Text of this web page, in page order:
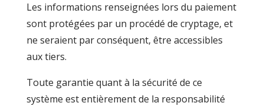
Les informations renseignées lors du paiement
sont protégées par un procédé de cryptage, et
ne seraient par conséquent, être accessibles
aux tiers.
Toute garantie quant à la sécurité de ce
système est entièrement de la responsabilité